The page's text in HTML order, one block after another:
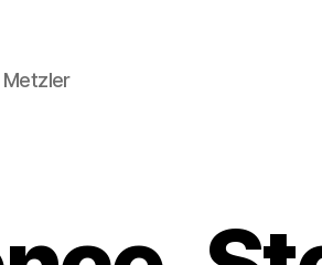
Metzler